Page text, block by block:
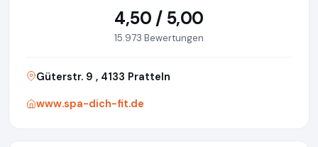
4,50 / 5,00
15.973 Bewertungen
Güterstr. 9 , 4133 Pratteln
www.spa-dich-fit.de